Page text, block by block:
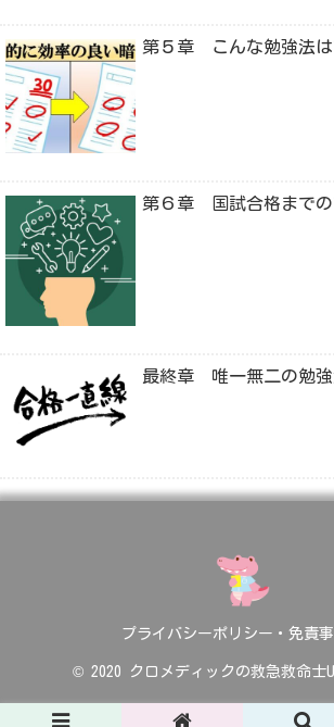
第５章 こんな勉強法は
第６章 国試合格までの
最終章 唯一無二の勉強
プライバシーポリシー・免責
© 2020 クロメディックの救急救命